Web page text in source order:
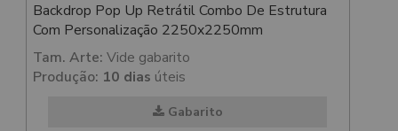
Backdrop Pop Up Retrátil Combo De Estrutura
Com Personalização 2250x2250mm
Tam. Arte: Vide gabarito
Produção: 10 dias úteis
Gabarito